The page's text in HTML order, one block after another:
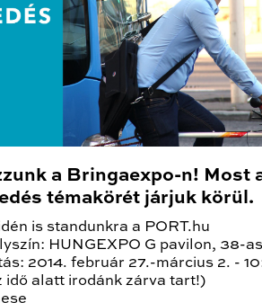
a Bringaexpo-n! Most
témakörét járjuk körül.
is standunkra a PORT.hu
HUNGEXPO G pavilon, 38-as
2014. február 27.-március 2. -
idő alatt irodánk zárva tart!)